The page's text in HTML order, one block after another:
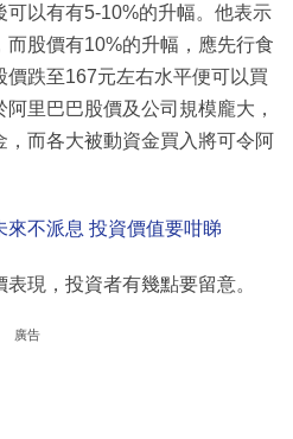
以有有5-10%的升幅。他表示
股價有10%的升幅，應先行食
跌至167元左右水平便可以買
里巴巴股價及公司規模龐大，
而各大被動資金買入將可令阿
來不派息 投資價值要咁睇
現，投資者有幾點要留意。
廣告